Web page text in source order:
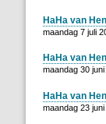
HaHa van
maandag 7 juli
HaHa van
maandag 30
HaHa van
maandag 23